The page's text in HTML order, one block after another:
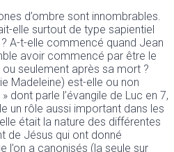
d’ombre sont innombrables.
elle surtout de type sapientiel
A-t-elle commencé quand Jean
avoir commencé par être le
seulement après sa mort ?
Madeleine) est-elle ou non
dont parle l’évangile de Luc en 7,
un rôle aussi important dans les
était la nature des différentes
de Jésus qui ont donné
l’on a canonisés (la seule sur